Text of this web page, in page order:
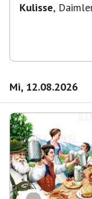
Kulisse,
Mi, 12.08.2026